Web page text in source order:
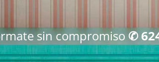
sin compromiso✆